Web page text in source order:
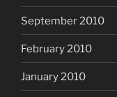
September 2010
February 2010
January 2010